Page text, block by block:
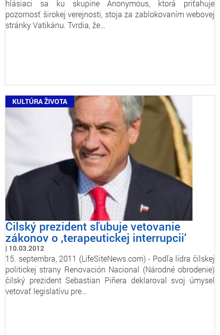
hlásiaci sa ku skupine Anonymous, ktorá priťahuje
pozornosť širokej verejnosti, stoja za zablokovaním webovej
stránky Vatikánu. Tvrdia, že…
KULTÚRA ŽIVOTA
Čilský prezident sľubuje vetovanie
zákonov o ,terapeutickej interrupcii‘
10.03.2012
15. septembra, 2011 (LifeSiteNews.com) - Podľa lídra čilskej
politickej strany Renovación Nacional (Národné obrodenie)
čilský prezident Sebastian Piñera deklaroval svoj úmysel
vetovať legislatívu pre…